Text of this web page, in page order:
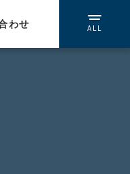
わせ ALL